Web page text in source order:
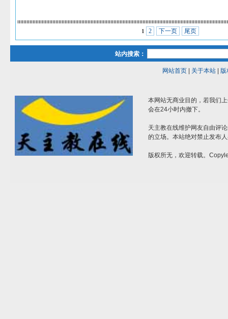
1 2 下一页 尾页
站内搜索：
网站首页| 关于本站| 版
本网站无商业目的，若我们
会在24小时内撤下。
天主教在线维护网友自由评
的立场。本站绝对禁止发布
版权所无，欢迎转载。